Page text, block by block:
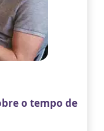
o tempo de